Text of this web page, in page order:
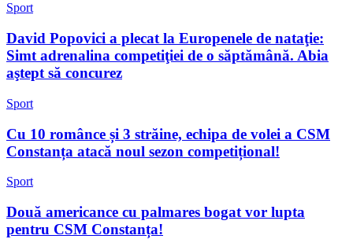
Sport
David Popovici a plecat la Europenele de nataţie:
Simt adrenalina competiţiei de o săptămână. Abia
aştept să concurez
Sport
Cu 10 românce și 3 străine, echipa de volei a CSM
Constanța atacă noul sezon competițional!
Sport
Două americance cu palmares bogat vor lupta
pentru CSM Constanța!